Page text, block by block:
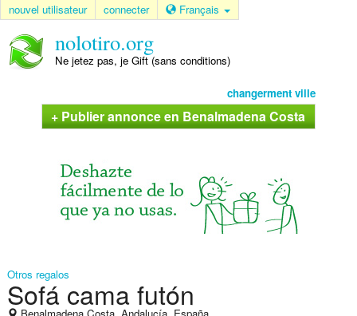
nouvel utilisateur connecter Français
nolotiro.org
Ne jetez pas, je Gift (sans conditions)
changerment ville
+ Publier annonce en Benalmadena Costa
Otros regalos
Sofá cama futón